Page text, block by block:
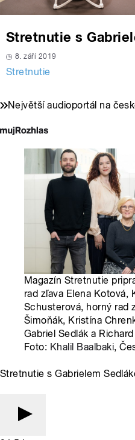
Stretnutie s
8. září 2019
Stretnutie
Největší audioportál na
Magazín Stretnutie
rad zľava Elena Kotová,
Schusterová, horný rad
Šimoňák, Kristína
Gabriel Sedlák a Richard
Foto: Khalil Baalbaki,
Stretnutie s Gabrielem